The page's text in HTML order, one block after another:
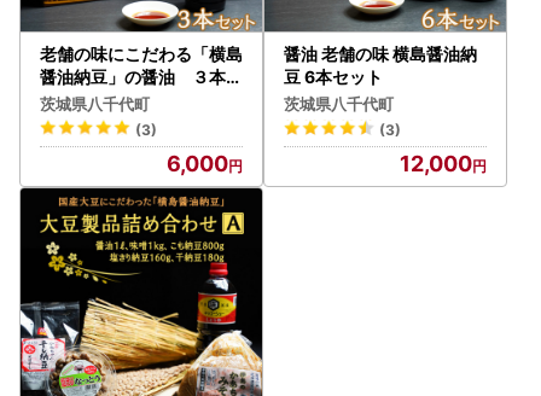
老舗の味にこだわる「横島
醤油納豆」の醤油 ３本セ
ット [AO014ya]
茨城県八千代町
(3)
6,000
醤油 老舗の味 横島醤油納
豆 6本セット
茨城県八千代町
(3)
12,000